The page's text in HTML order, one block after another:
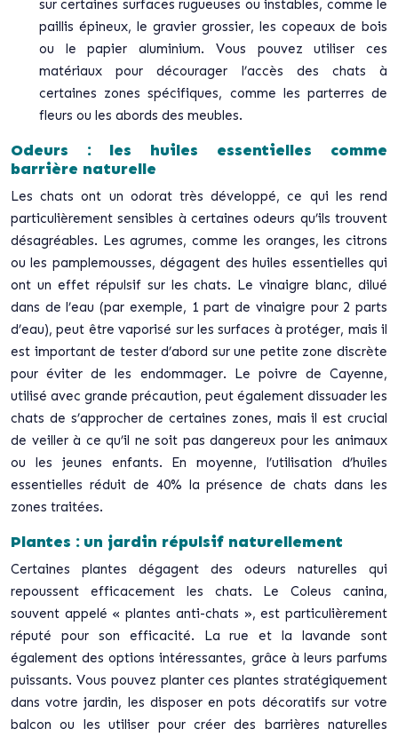
sur certaines surfaces rugueuses ou instables, comme le
paillis épineux, le gravier grossier, les copeaux de bois
ou le papier aluminium. Vous pouvez utiliser ces
matériaux pour décourager l’accès des chats à
certaines zones spécifiques, comme les parterres de
fleurs ou les abords des meubles.
Odeurs : les huiles essentielles comme
barrière naturelle
Les chats ont un odorat très développé, ce qui les rend
particulièrement sensibles à certaines odeurs qu’ils trouvent
désagréables. Les agrumes, comme les oranges, les citrons
ou les pamplemousses, dégagent des huiles essentielles qui
ont un effet répulsif sur les chats. Le vinaigre blanc, dilué
dans de l’eau (par exemple, 1 part de vinaigre pour 2 parts
d’eau), peut être vaporisé sur les surfaces à protéger, mais il
est important de tester d’abord sur une petite zone discrète
pour éviter de les endommager. Le poivre de Cayenne,
utilisé avec grande précaution, peut également dissuader les
chats de s’approcher de certaines zones, mais il est crucial
de veiller à ce qu’il ne soit pas dangereux pour les animaux
ou les jeunes enfants. En moyenne, l’utilisation d’huiles
essentielles réduit de 40% la présence de chats dans les
zones traitées.
Plantes : un jardin répulsif naturellement
Certaines plantes dégagent des odeurs naturelles qui
repoussent efficacement les chats. Le Coleus canina,
souvent appelé « plantes anti-chats », est particulièrement
réputé pour son efficacité. La rue et la lavande sont
également des options intéressantes, grâce à leurs parfums
puissants. Vous pouvez planter ces plantes stratégiquement
dans votre jardin, les disposer en pots décoratifs sur votre
balcon ou les utiliser pour créer des barrières naturelles